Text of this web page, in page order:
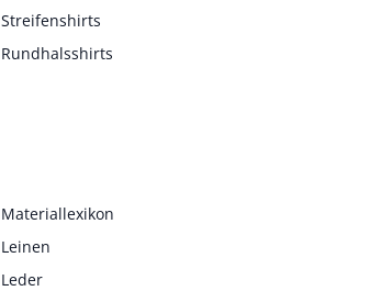
Streifenshirts
Rundhalsshirts
Materiallexikon
Leinen
Leder